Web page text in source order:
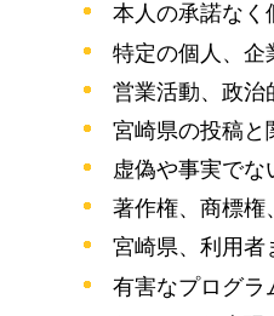
本人の承諾なく
特定の個人、企
営業活動、政治
宮崎県の投稿と
虚偽や事実でな
著作権、商標権
宮崎県、利用者
有害なプログラ